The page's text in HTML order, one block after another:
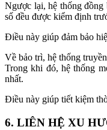
Ngược lại, hệ thống đồng
số đều được kiểm định
Điều này giúp đảm bảo
Về bảo trì, hệ thống
Trong khi đó, hệ thống
nhất.
Điều này giúp tiết kiệm
6. LIÊN HỆ XU